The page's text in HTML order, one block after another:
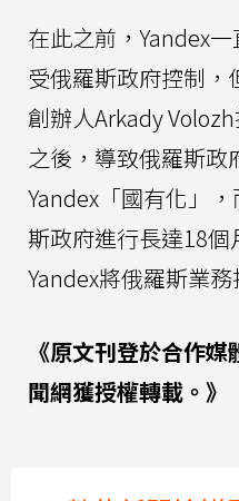
在此之前，Yandex
受俄羅斯政府控制，
創辦人Arkady
之後，導致俄羅斯政
Yandex「國有化」
斯政府進行長達18
Yandex將俄羅斯業務
《原文刊登於合作媒
聞網獲授權轉載。》